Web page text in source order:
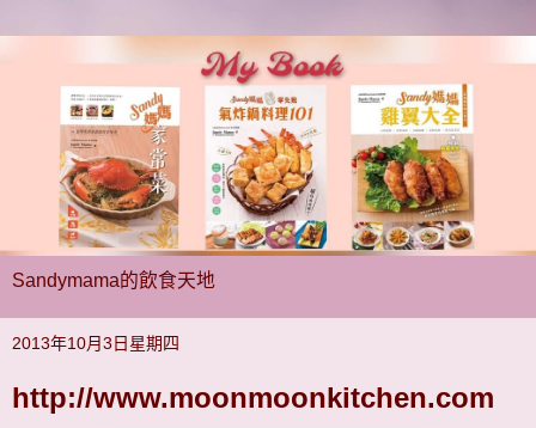
Sandymama的飲食天地
2013年10月3日星期四
http://www.moonmoonkitchen.com